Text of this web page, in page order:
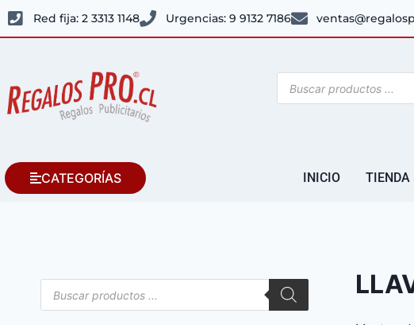
Red fija: 2 3313 1148 Urgencias: 9 9132 7186
CATEGORÍAS INICIO TIENDA